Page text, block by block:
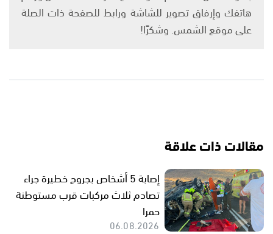
هاتفك وإرفاق تصوير للشاشة ورابط للصفحة ذات الصلة
على موقع الشمس. وشكرًا!
مقالات ذات علاقة
إصابة 5 أشخاص بجروح خطيرة جراء
تصادم ثلاث مركبات قرب مستوطنة
حمرا
06.08.2026